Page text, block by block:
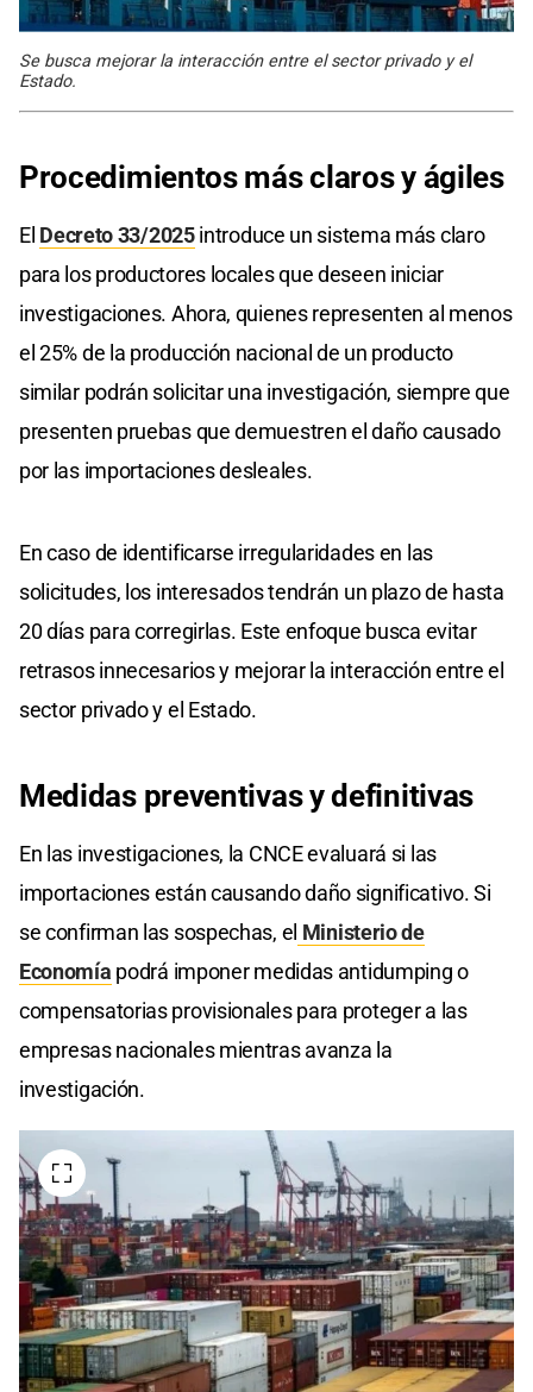
Se busca mejorar la interacción entre el sector privado y el
Estado.
Procedimientos más claros y ágiles
El Decreto 33/2025introduce un sistema más claro
para los productores locales que deseen iniciar
investigaciones. Ahora, quienes representen al menos
el 25% de la producción nacional de un producto
similar podrán solicitar una investigación, siempre que
presenten pruebas que demuestren el daño causado
por las importaciones desleales.
En caso de identificarse irregularidades en las
solicitudes, los interesados tendrán un plazo de hasta
20 días para corregirlas. Este enfoque busca evitar
retrasos innecesarios y mejorar la interacción entre el
sector privado y el Estado.
Medidas preventivas y definitivas
En las investigaciones, la CNCE evaluará si las
importaciones están causando daño significativo. Si
se confirman las sospechas, el Ministerio de
Economía podrá imponer medidas antidumping o
compensatorias provisionales para proteger a las
empresas nacionales mientras avanza la
investigación.